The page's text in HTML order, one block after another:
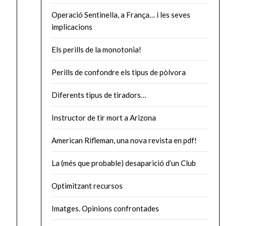
Operació Sentinella, a França… i les seves
implicacions
Els perills de la monotonia!
Perills de confondre els tipus de pòlvora
Diferents tipus de tiradors…
Instructor de tir mort a Arizona
American Rifleman, una nova revista en pdf!
La (més que probable) desaparició d’un Club
Optimitzant recursos
Imatges. Opinions confrontades